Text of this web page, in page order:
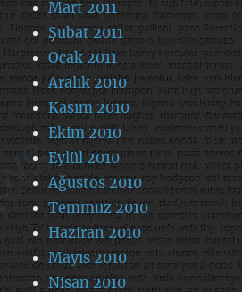
Mart 2011
Şubat 2011
Ocak 2011
Aralık 2010
Kasım 2010
Ekim 2010
Eylül 2010
Ağustos 2010
Temmuz 2010
Haziran 2010
Mayıs 2010
Nisan 2010